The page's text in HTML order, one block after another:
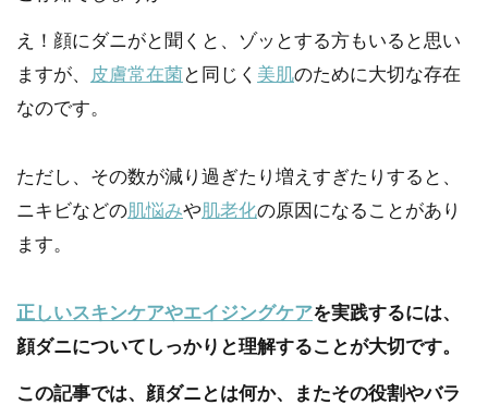
え！顔にダニがと聞くと、ゾッとする方もいると思い
ますが、
皮膚常在菌と同じく 美肌のために大切な存在
なのです。
ただし、その数が減り過ぎたり増えすぎたりすると、
ニキビなどの肌悩みや肌老化の原因になることがあり
ます。
正しいスキンケアやエイジングケアを実践するには、
顔ダニについてしっかりと理解することが大切です。
この記事では、顔ダニとは何か、またその役割やバラ